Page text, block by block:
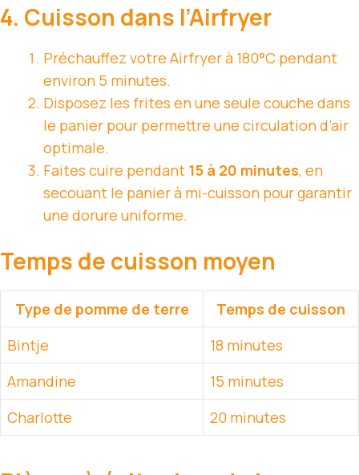
4. Cuisson dans l’Airfryer
Préchauffez votre Airfryer à 180°C pendant
environ 5 minutes.
Disposez les frites en une seule couche dans
le panier pour permettre une circulation d’air
optimale.
Faites cuire pendant 15 à 20 minutes, en
secouant le panier à mi-cuisson pour garantir
une dorure uniforme.
Temps de cuisson moyen
Type de pomme de terre
Temps de cuisson
Bintje
18 minutes
Amandine
15 minutes
Charlotte
20 minutes